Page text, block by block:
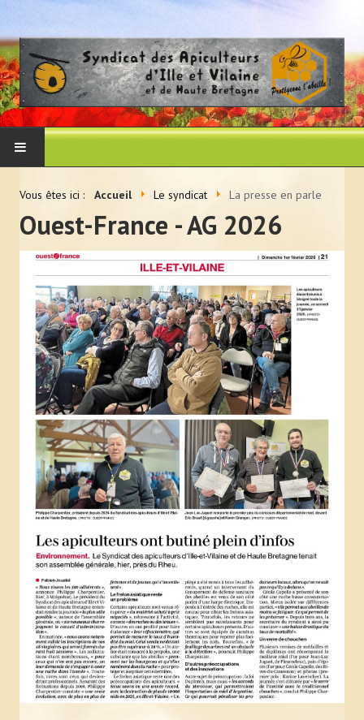
LE SYNDICAT
Histoire et vocation du syndicat
Les membres du CA
Adhérer au syndicat
La presse en parle
Newsletter Bzzz Bzz Bzh
NOS ACTIONS
Achats mutualisés & Services
Activités artistiques et gustatives
Animation et sensibilisation
LE RUCHER-ÉCOLE
Historique et objectifs du rucher-école
À lire, avant de se lancer
Inscriptions
Vous êtes ici : Accueil Le syndicat La presse en parle
Ouest-France - AG 2026